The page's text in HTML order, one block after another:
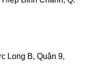
Long B, Quận 9,